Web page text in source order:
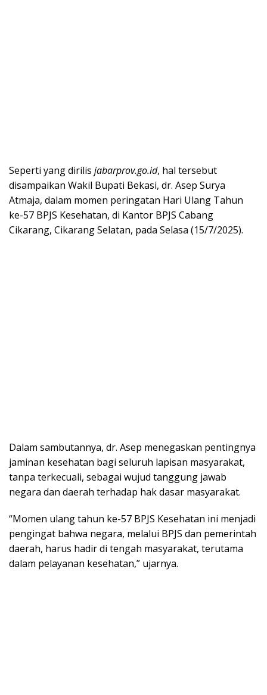
Seperti yang dirilis jabarprov.go.id, hal tersebut
disampaikan Wakil Bupati Bekasi, dr. Asep Surya
Atmaja, dalam momen peringatan Hari Ulang Tahun
ke-57 BPJS Kesehatan, di Kantor BPJS Cabang
Cikarang, Cikarang Selatan, pada Selasa (15/7/2025).
Dalam sambutannya, dr. Asep menegaskan pentingnya
jaminan kesehatan bagi seluruh lapisan masyarakat,
tanpa terkecuali, sebagai wujud tanggung jawab
negara dan daerah terhadap hak dasar masyarakat.
“Momen ulang tahun ke-57 BPJS Kesehatan ini menjadi
pengingat bahwa negara, melalui BPJS dan pemerintah
daerah, harus hadir di tengah masyarakat, terutama
dalam pelayanan kesehatan,” ujarnya.